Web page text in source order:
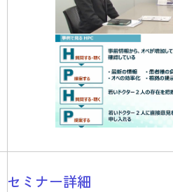
セミナー詳細